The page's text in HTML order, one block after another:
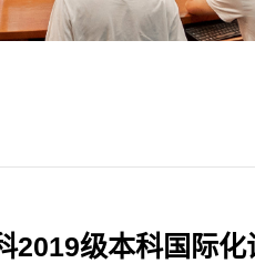
2019级本科国际化